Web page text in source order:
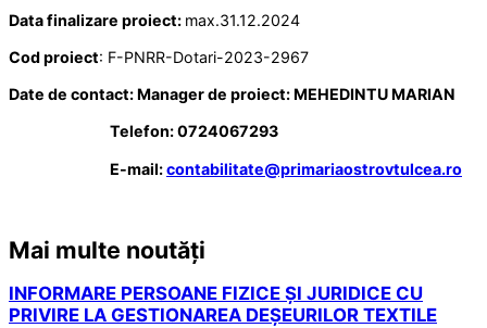
Data finalizare proiect: max.31.12.2024
Cod proiect: F-PNRR-Dotari-2023-2967
Date de contact: Manager de proiect: MEHEDINTU MARIAN
Telefon: 0724067293
E-mail:contabilitate@primariaostrovtulcea.ro
Mai multe noutăți
INFORMARE PERSOANE FIZICE ȘI JURIDICE CU
PRIVIRE LA GESTIONAREA DEȘEURILOR TEXTILE